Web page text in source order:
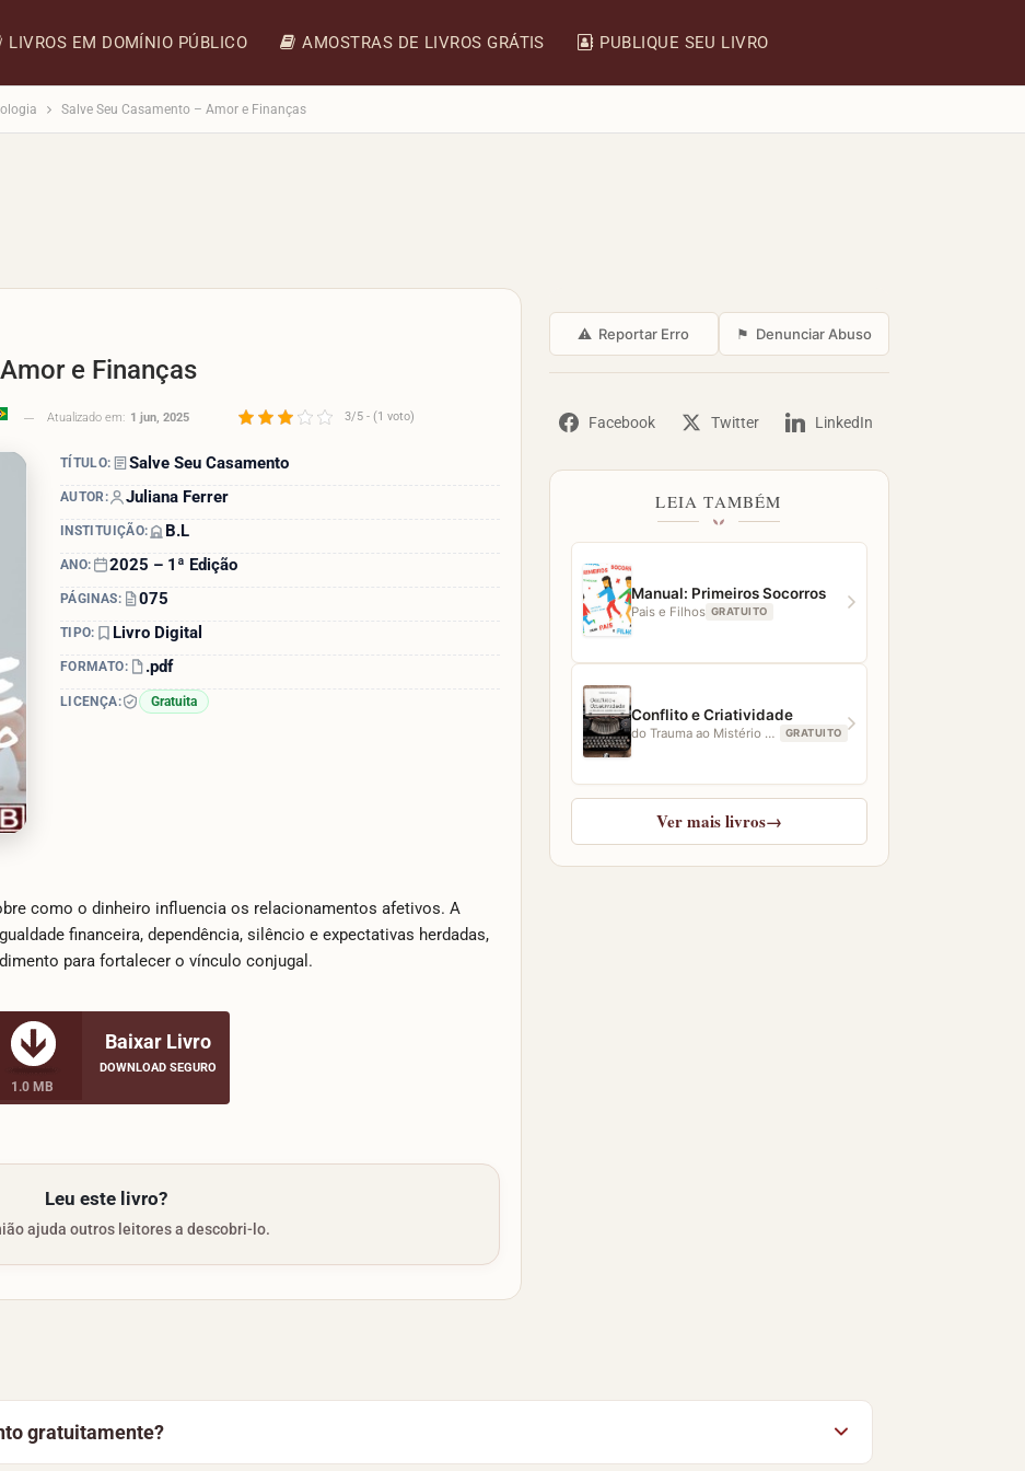
LIVROS EM DOMÍNIO PÚBLICO AMOSTRAS DE LIVROS GRÁTIS PUBLIQUE SEU LIVRO
Salve Seu Casamento – Amor e Finanças
e Finanças
Atualizado em: 1 jun, 2025 3/5 - (1 voto)
TÍTULO: Salve Seu Casamento
AUTOR: Juliana Ferrer
INSTITUIÇÃO: B.L
ANO: 2025 – 1ª Edição
PÁGINAS: 075
TIPO: Livro Digital
FORMATO: .pdf
LICENÇA: Gratuita
como o dinheiro influencia os relacionamentos afetivos. A
financeira, dependência, silêncio e expectativas herdadas,
para fortalecer o vínculo conjugal.
1.0 MB
Baixar Livro
DOWNLOAD SEGURO
Leu este livro?
ajuda outros leitores a descobri-lo.
gratuitamente?
⚠ Reportar Erro ⚑ Denunciar Abuso
Facebook Twitter LinkedIn
LEIA TAMBÉM
Manual: Primeiros Socorros
Pais e Filhos GRATUITO
Conflito e Criatividade
do Trauma ao Mistério Existencial GRATUITO
Ver mais livros→